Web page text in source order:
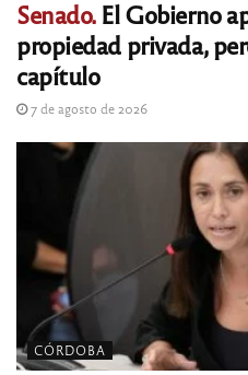
Senado.El Gobierno
propiedad privada,
capítulo
7 de agosto de 2026
CÓRDOBA